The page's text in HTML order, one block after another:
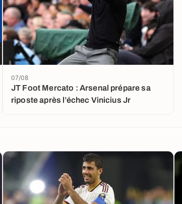
JT Foot Mercato : Arsenal prépare sa
riposte après l’échec Vinicius Jr
07/08